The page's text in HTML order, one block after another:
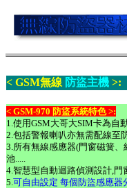
< GSM無線 防盜主機 >:
< GSM-970 防盜系統特色 >:
1.使用GSM大哥大SIM卡為自
2.包括警報喇叭亦無需配線至
3.所有無線感應器(門窗磁簧
池.....
4.智慧型自動迴路偵測設計,
5.可自由設定 每個防盜感應器